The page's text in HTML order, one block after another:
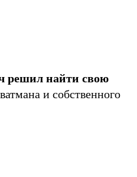
найти свою
и собственного